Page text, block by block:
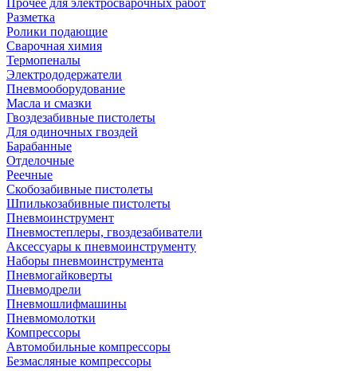
Прочее для электросварочных работ
Разметка
Ролики подающие
Сварочная химия
Термопеналы
Электрододержатели
Пневмооборудование
Масла и смазки
Гвоздезабивные пистолеты
Для одиночных гвоздей
Барабанные
Отделочные
Реечные
Скобозабивные пистолеты
Шпилькозабивные пистолеты
Пневмоинструмент
Пневмостеплеры, гвоздезабиватели
Аксессуары к пневмоинструменту
Наборы пневмоинструмента
Пневмогайковерты
Пневмодрели
Пневмошлифмашины
Пневмомолотки
Компрессоры
Автомобильные компрессоры
Безмасляные компрессоры